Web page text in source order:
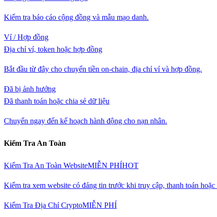
Kiểm tra báo cáo cộng đồng và mẫu mạo danh.
Ví / Hợp đồng
Địa chỉ ví, token hoặc hợp đồng
Bắt đầu từ đây cho chuyển tiền on-chain, địa chỉ ví và hợp đồng.
Đã bị ảnh hưởng
Đã thanh toán hoặc chia sẻ dữ liệu
Chuyển ngay đến kế hoạch hành động cho nạn nhân.
Kiểm Tra An Toàn
Kiểm Tra An Toàn WebsiteMIỄN PHÍHOT
Kiểm tra xem website có đáng tin trước khi truy cập, thanh toán
Kiểm Tra Địa Chỉ CryptoMIỄN PHÍ